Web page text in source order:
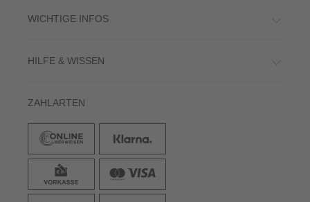
WICHTIGE INFOS
HILFE & WISSEN
ZAHLARTEN